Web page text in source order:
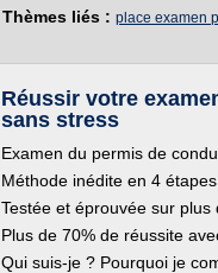
Thèmes liés : place examen
Réussir votre
sans stress
Examen du permis de
Méthode inédite en 4
Testée et éprouvée sur plus
Plus de 70% de réussite
Qui suis-je ? Pourquoi je